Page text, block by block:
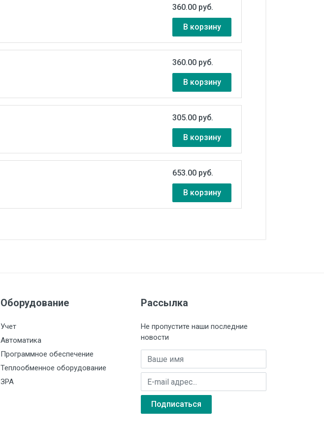
360.00 руб.
В корзину
360.00 руб.
В корзину
305.00 руб.
В корзину
653.00 руб.
В корзину
044BE/2BL
(голубая)
(белая)
Оборудование
Учет
Автоматика
Программное обеспечение
Теплообменное оборудование
ЗРА
Рассылка
Не пропустите наши последние
новости
Имя
E-mail адрес
Подписаться